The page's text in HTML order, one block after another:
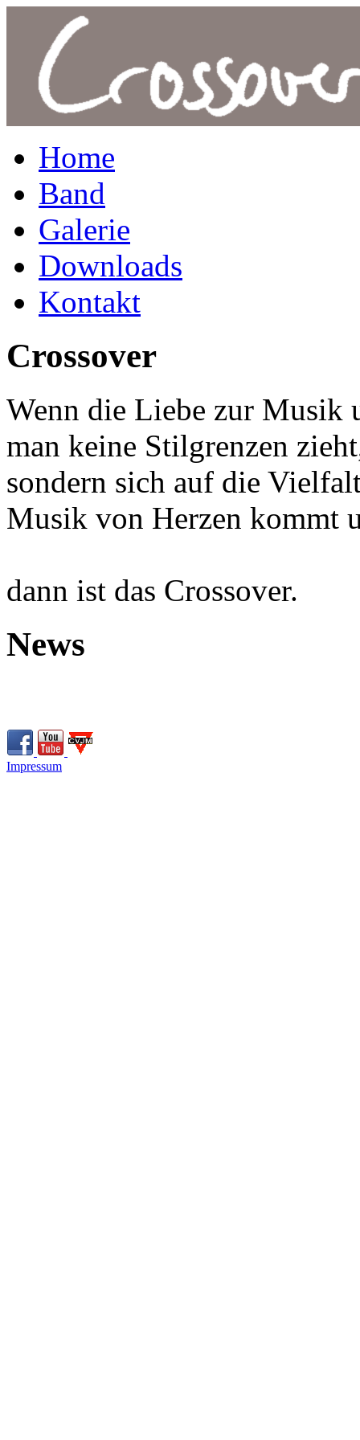
Home
Band
Galerie
Downloads
Kontakt
Crossover
Wenn die Liebe zur Musik
man keine Stilgrenzen
sondern sich auf die
Musik von Herzen kommt
dann ist das Crossover.
News
Impressum